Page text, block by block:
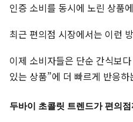
인증 소비를 동시에 노린 상품
최근 편의점 시장에서는 이런
이제 소비자들은 단순 간식보
있는 상품”에 더 빠르게 반응
두바이 초콜릿 트렌드가 편의